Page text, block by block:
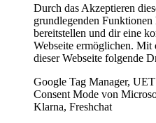
Durch das Akzeptieren
grundlegenden Funktionen
bereitstellen und dir eine
Webseite ermöglichen.
dieser Webseite folgende
Google Tag Manager,
Consent Mode von
Klarna, Freshchat